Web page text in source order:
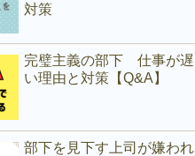
対策
完璧主義の部下 仕事が遅
い理由と対策【Q&A】
部下を見下す上司が嫌われ